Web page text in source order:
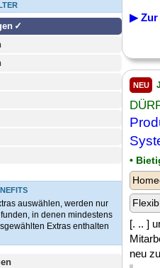
auswählen, werden nur
in denen mindestens
Extras enthalten
▶ Zur
NEU
•
[. .. ]
neu